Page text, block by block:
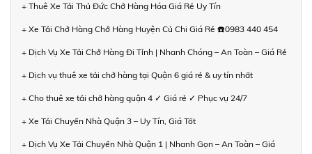
+ Thuê Xe Tải Thủ Đức Chở Hàng Hóa Giá Rẻ Uy Tín
+ Xe Tải Chở Hàng Chở Hàng Huyện Củ Chi Giá Rẻ ☎️0983 440 454
+ Dịch Vụ Xe Tải Chở Hàng Đi Tỉnh | Nhanh Chóng – An Toàn – Giá Rẻ
+ Dịch vụ thuê xe tải chở hàng tại Quận 6 giá rẻ & uy tín nhất
+ Cho thuê xe tải chở hàng quận 4 ✓ Giá rẻ ✓ Phục vụ 24/7
+ Xe Tải Chuyển Nhà Quận 3 – Uy Tín, Giá Tốt
+ Dịch Vụ Xe Tải Chuyển Nhà Quận 1 | Nhanh Gọn – An Toàn – Giá